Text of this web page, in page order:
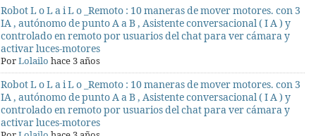
Robot L o L a i L o _Remoto : 10 maneras de mover motores. con 3
IA , autónomo de punto A a B , Asistente conversacional ( I A ) y
controlado en remoto por usuarios del chat para ver cámara y
activar luces-motores
PorLolailo hace 3 años
Robot L o L a i L o _Remoto : 10 maneras de mover motores. con 3
IA , autónomo de punto A a B , Asistente conversacional ( I A ) y
controlado en remoto por usuarios del chat para ver cámara y
activar luces-motores